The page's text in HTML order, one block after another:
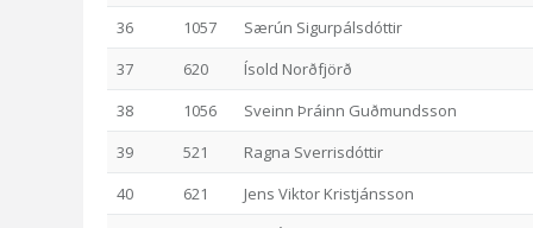
36
1057
Særún Sigurpálsdóttir
37
620
Ísold Norðfjörð
38
1056
Sveinn Þráinn Guðmundsson
39
521
Ragna Sverrisdóttir
40
621
Jens Viktor Kristjánsson